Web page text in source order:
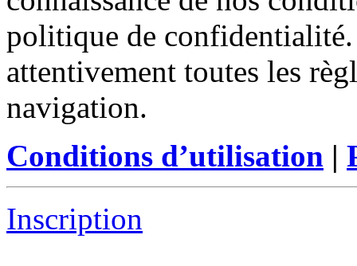
politique de
attentivement toutes les
navigation.
Conditions d’utilisation |
Inscription